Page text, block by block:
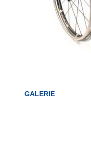
GALERIE